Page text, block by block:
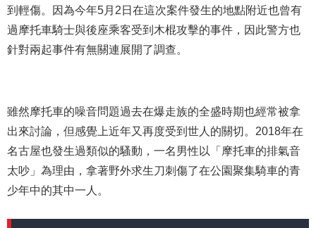
到輕傷。因為今年5月2日在這次案件發生的地點附近也曾有
過摩托車騎士與後座乘客受到木棍攻擊的事件，因此警方也
針對兩起事件有無關連展開了調查。
雖然摩托車的噪音問題過去在爆走族的全盛時期也經常被拿
出來討論，但感覺上近年又再度受到世人的關切。2018年在
名古屋也發生過類似的騷動，一名男性以「摩托車的排氣音
太吵」為理由，拿著野外求生刀刺傷了在公園聚集騎車的青
少年中的其中一人。